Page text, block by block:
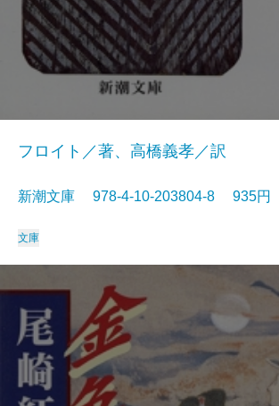
フロイト／著、高橋義孝／訳
新潮文庫 978-4-10-203804-8 935円
文庫